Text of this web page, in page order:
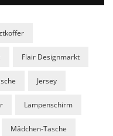
Flair Designmarkt
Jersey
Lampenschirm
Mädchen-Tasche